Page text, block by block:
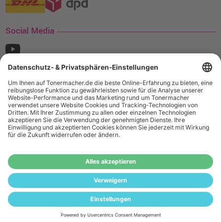
Social Media
¹ Nur gültig für den Versand innerhalb Deutschlands. Befindet sich ein Warenwert
von mindestens 35€ (inkl. Mwst.) an Ampertec Artikeln in Ihrem Warenkorb, ist der
Versand für Sie kostenfrei.
Das Angebot von tonermacher.de richtet sich
nicht an Wiederverkäufer. Wenn Sie Wiederverkäufer sind,
registrieren Sie sich bitte in unserem Händler-Portal
www.tonerhersteller.de